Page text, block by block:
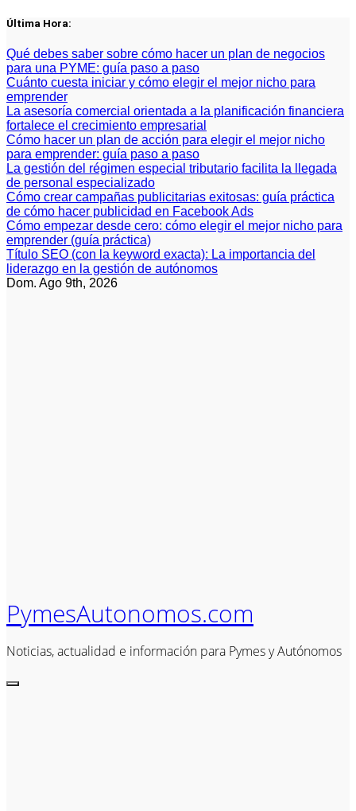
Saltar
contenido
Última Hora:
Qué debes saber sobre cómo hacer un plan de negocios
para una PYME: guía paso a paso
Cuánto cuesta iniciar y cómo elegir el mejor nicho para
emprender
La asesoría comercial orientada a la planificación financiera
fortalece el crecimiento empresarial
Cómo hacer un plan de acción para elegir el mejor nicho
para emprender: guía paso a paso
La gestión del régimen especial tributario facilita la llegada
de personal especializado
Cómo crear campañas publicitarias exitosas: guía práctica
de cómo hacer publicidad en Facebook Ads
Cómo empezar desde cero: cómo elegir el mejor nicho para
emprender (guía práctica)
Título SEO (con la keyword exacta): La importancia del
liderazgo en la gestión de autónomos
Dom. Ago 9th, 2026
PymesAutonomos.com
Noticias, actualidad e información para Pymes y Autónomos